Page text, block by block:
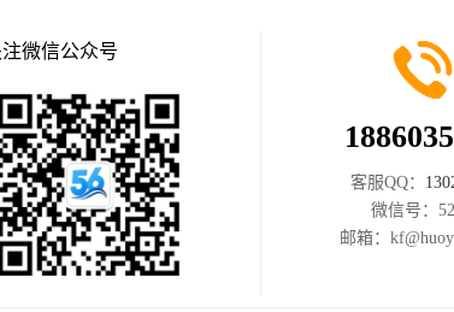
微信公众号
客服QQ：
微信号：
邮箱：